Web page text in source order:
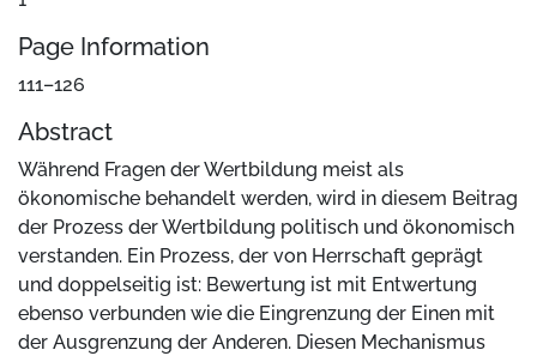
Page Information
111–126
Abstract
Während Fragen der Wertbildung meist als
ökonomische behandelt werden, wird in diesem Beitrag
der Prozess der Wertbildung politisch und ökonomisch
verstanden. Ein Prozess, der von Herrschaft geprägt
und doppelseitig ist: Bewertung ist mit Entwertung
ebenso verbunden wie die Eingrenzung der Einen mit
der Ausgrenzung der Anderen. Diesen Mechanismus